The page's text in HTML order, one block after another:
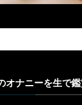
オナニーを生で